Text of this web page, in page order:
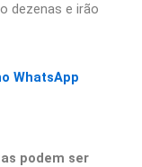
dezenas e irão
WhatsApp
podem ser